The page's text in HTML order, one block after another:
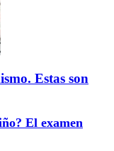
Estas son
El examen